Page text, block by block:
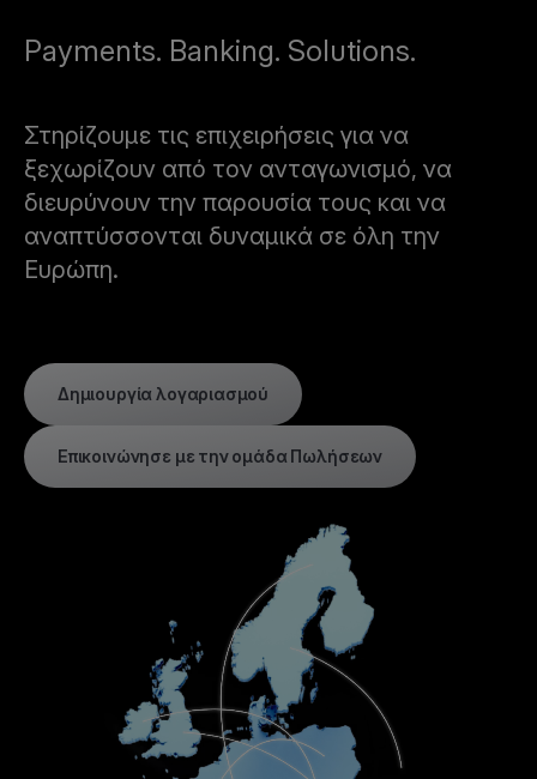
Payments. Banking. Solutions.
Στηρίζουμε τις επιχειρήσεις για να
ξεχωρίζουν από τον ανταγωνισμό, να
διευρύνουν την παρουσία τους και να
αναπτύσσονται δυναμικά σε όλη την
Ευρώπη.
Δημιουργία λογαριασμού
Επικοινώνησε με την ομάδα Πωλήσεων